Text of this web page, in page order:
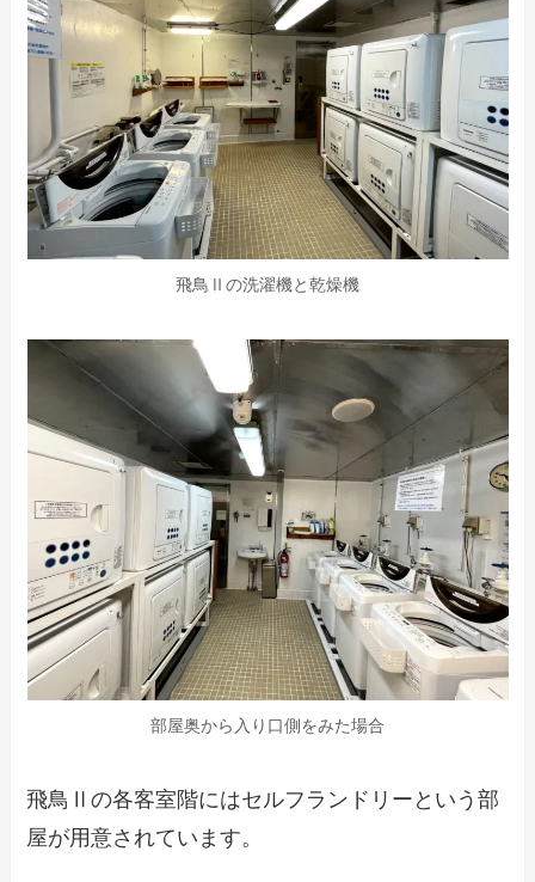
飛鳥Ⅱの洗濯機と乾燥機
部屋奥から入り口側をみた場合
飛鳥Ⅱの各客室階にはセルフランドリーという部
屋が用意されています。